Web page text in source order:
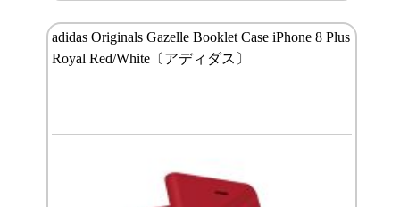
adidas Originals Gazelle Booklet Case iPhone 8 Plus
Royal Red/White〔アディダス〕